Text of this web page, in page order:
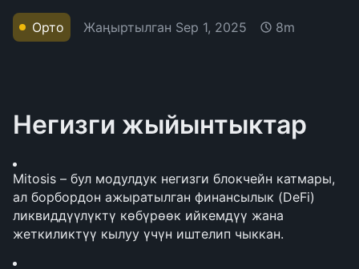
Орто Жаңыртылган Sep 1, 2025 8m
Негизги жыйынтыктар
Mitosis – бул модулдук негизги блокчейн катмары,
ал борбордон ажыратылган финансылык (DeFi)
ликвиддүүлүктү көбүрөөк ийкемдүү жана
жеткиликтүү кылуу үчүн иштелип чыккан.